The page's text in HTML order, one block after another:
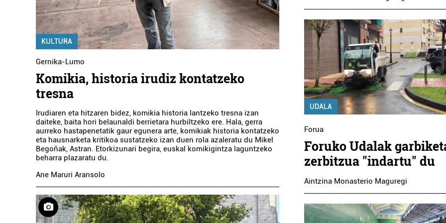
KULTURA
Gernika-Lumo
Komikia, historia irudiz kontatzeko
tresna
Irudiaren eta hitzaren bidez, komikia historia lantzeko tresna izan
daiteke, baita hori belaunaldi berrietara hurbiltzeko ere. Hala, gerra
aurreko hastapenetatik gaur egunera arte, komikiak historia kontatzeko
eta hausnarketa kritikoa sustatzeko izan duen rola azaleratu du Mikel
Begoñak, Astran. Etorkizunari begira, euskal komikigintza laguntzeko
beharra plazaratu du.
Ane Maruri Aransolo
UDALA
Forua
Foruko Udalak
zerbitzua "indartu" du
Aintzina Monasterio Maguregi